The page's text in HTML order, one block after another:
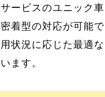
ービスのユニック
着型の対応が可能
状況に応じた最適
ます。